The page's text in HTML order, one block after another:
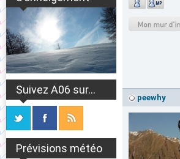
Suivez A06 sur...
Prévisions météo
peewhy